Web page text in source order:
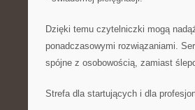
Dzięki temu czytelniczki mogą
ponadczasowymi rozwiązaniami.
spójne z osobowością, zamiast
Strefa dla startujących i dla